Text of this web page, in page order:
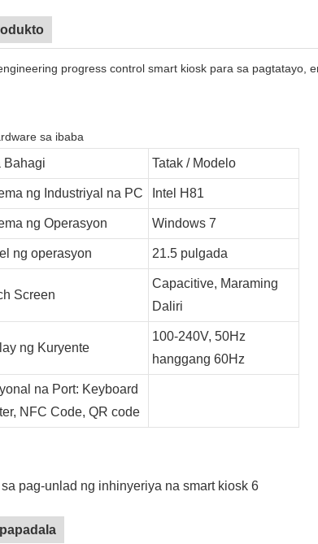
progress control smart kiosk para sa pagtatayo,
sa ibaba
Bahagi Tatak / Modelo
ng Industriyal na PC Intel H81
ng Operasyon Windows 7
ng operasyon 21.5 pulgada
Screen
Capacitive, Maraming
Daliri
ng Kuryente
100-240V, 50Hz
hanggang 60Hz
na Port: Keyboard
NFC Code, QR code